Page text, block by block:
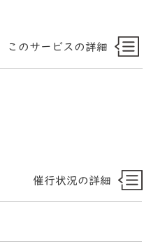
このサービスの詳細
催行状況の詳細